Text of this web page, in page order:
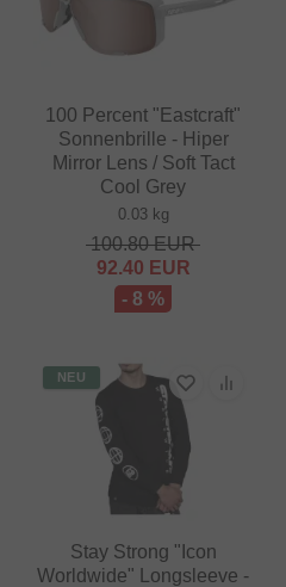
100 Percent "Eastcraft"
Sonnenbrille - Hiper
Mirror Lens / Soft Tact
Cool Grey
0.03 kg
100.80EUR
92.40 EUR
- 8 %
NEU
Stay Strong "Icon
Worldwide" Longsleeve -